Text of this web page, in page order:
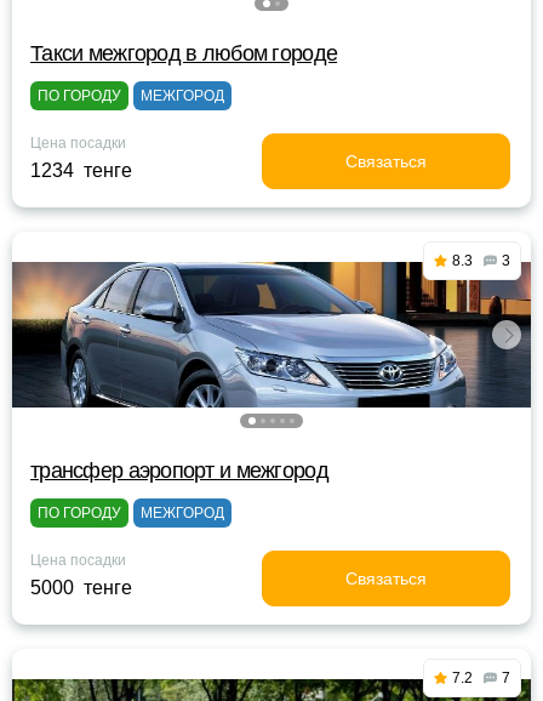
Такси межгород в любом городе
ПО ГОРОДУ МЕЖГОРОД
Цена посадки
1234 тенге Связаться
8.3 3
трансфер аэропорт и межгород
ПО ГОРОДУ МЕЖГОРОД
Цена посадки
5000 тенге Связаться
7.2 7